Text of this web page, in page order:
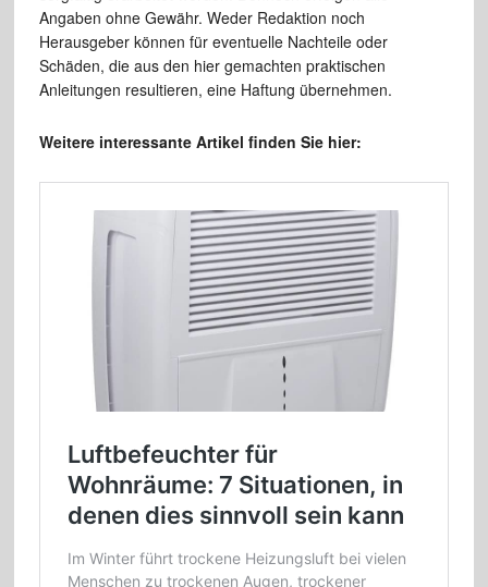
Angaben ohne Gewähr. Weder Redaktion noch
Herausgeber können für eventuelle Nachteile oder
Schäden, die aus den hier gemachten praktischen
Anleitungen resultieren, eine Haftung übernehmen.
Weitere interessante Artikel finden Sie hier: